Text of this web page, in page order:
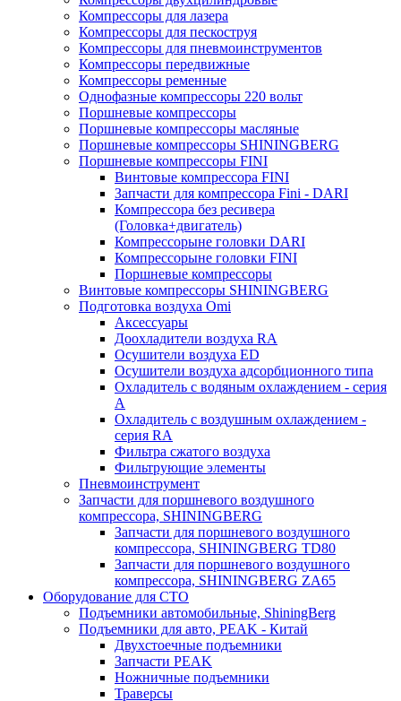
Компрессоры для лазера
Компрессоры для пескоструя
Компрессоры для пневмоинструментов
Компрессоры передвижные
Компрессоры ременные
Однофазные компрессоры 220 вольт
Поршневые компрессоры
Поршневые компрессоры масляные
Поршневые компрессоры SHININGBERG
Поршневые компрессоры FINI
Винтовые компрессора FINI
Запчасти для компрессора Fini - DARI
Компрессора без ресивера
(Головка+двигатель)
Компрессорыне головки DARI
Компрессорыне головки FINI
Поршневые компрессоры
Винтовые компрессоры SHININGBERG
Подготовка воздуха Omi
Аксессуары
Доохладители воздуха RA
Осушители воздуха ED
Осушители воздуха адсорбционного типа
Охладитель с водяным охлаждением - серия
A
Охладитель с воздушным охлаждением -
серия RA
Фильтра сжатого воздуха
Фильтрующие элементы
Пневмоинструмент
Запчасти для поршневого воздушного
компрессора, SHININGBERG
Запчасти для поршневого воздушного
компрессора, SHININGBERG TD80
Запчасти для поршневого воздушного
компрессора, SHININGBERG ZA65
Оборудование для СТО
Подъемники автомобильные, ShiningBerg
Подъемники для авто, PEAK - Китай
Двухстоечные подъемники
Запчасти PEAK
Ножничные подъемники
Траверсы